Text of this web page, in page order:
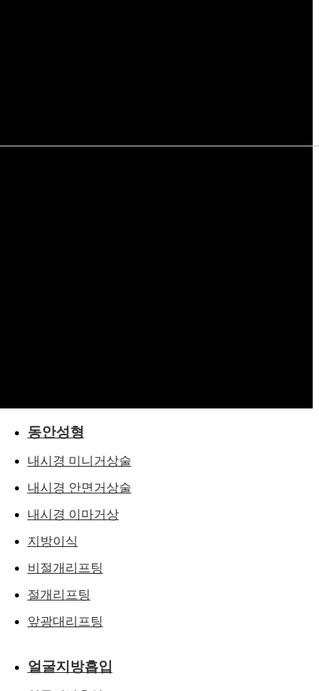
동안성형
내시경 미니거상술
내시경 안면거상술
내시경 이마거상
지방이식
비절개리프팅
절개리프팅
앞광대리프팅
얼굴지방흡입